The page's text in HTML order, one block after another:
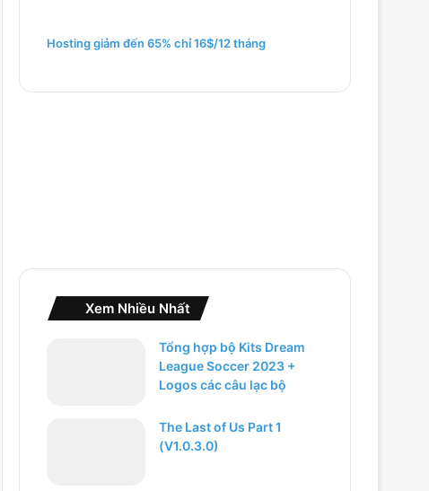
h
Hosting giảm đến 65% chỉ 16$/12 tháng
Xem Nhiều Nhất
Tổng hợp bộ Kits Dream
League Soccer 2023 +
Logos các câu lạc bộ
The Last of Us Part 1
(V1.0.3.0)